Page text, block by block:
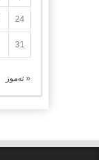
24
31
« تەموز